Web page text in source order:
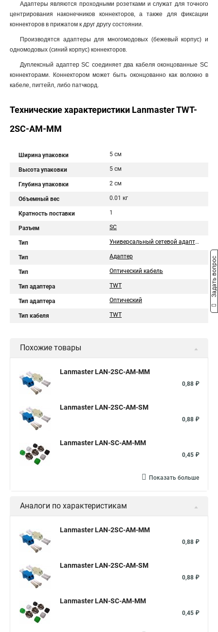
Адаптеры являются проходными розетками и служат для точного
центрирования наконечников коннекторов, а также для фиксации
коннекторов в прижатом к друг другу состоянии.
Производятся адаптеры для многомодовых (бежевый корпус) и
одномодовых (синий корпус) коннекторов.
Дуплексный адаптер SC соединяет два кабеля оконцованные SC
коннекторами. Коннектором может быть оконцованно как волокно в
кабеле, пигтейл, либо патчкорд.
Технические характеристики Lanmaster TWT-
2SC-AM-MM
Ширина упаковки 5 см
Высота упаковки 5 см
Глубина упаковки 2 см
Объемный вес 0.01 кг
Кратность поставки 1
Разъем SC
Тип Универсальный сетевой адаптер
Тип Адаптер
Тип Оптический кабель
Тип адаптера TWT
Тип адаптера Оптический
Тип кабеля TWT
Похожие товары
Lanmaster LAN-2SC-AM-MM
0,88 ₽
Lanmaster LAN-2SC-AM-SM
0,88 ₽
Lanmaster LAN-SC-AM-MM
0,45 ₽
Показать больше
Аналоги по характеристикам
Lanmaster LAN-2SC-AM-MM
0,88 ₽
Lanmaster LAN-2SC-AM-SM
0,88 ₽
Lanmaster LAN-SC-AM-MM
0,45 ₽
Задать вопрос